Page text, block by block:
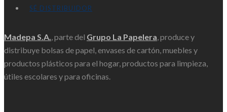
SÉ DISTRIBUIDOR
Madepa S.A., parte del Grupo La Papelera, produce y
distribuye bolsas de papel, envases de cartón, muebles y
productos plásticos para el hogar, productos para limpieza,
útiles escolares y para oficinas.